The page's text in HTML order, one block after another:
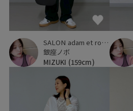
SALON adam et ropé
銀座ノボ
MIZUKI (159cm)